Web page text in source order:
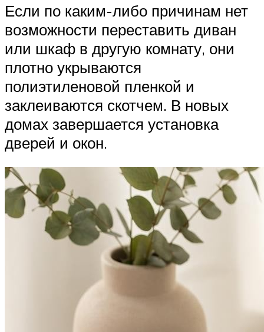
Если по каким-либо причинам нет
возможности переставить диван
или шкаф в другую комнату, они
плотно укрываются
полиэтиленовой пленкой и
заклеиваются скотчем. В новых
домах завершается установка
дверей и окон.